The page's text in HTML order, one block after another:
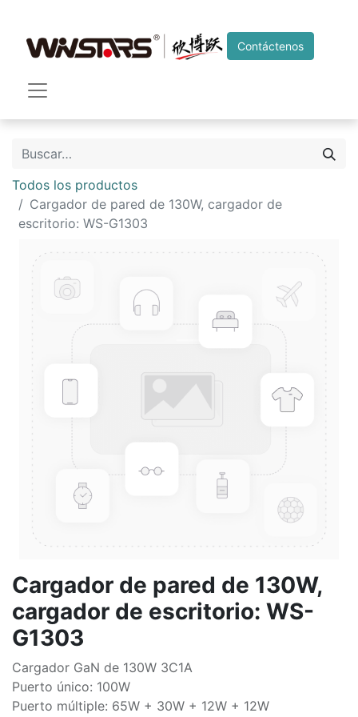
Contáctenos
Todos los productos
Cargador de pared de 130W, cargador de
escritorio: WS-G1303
Cargador de pared de 130W,
cargador de escritorio: WS-
G1303
Cargador GaN de 130W 3C1A
Puerto único: 100W
Puerto múltiple: 65W + 30W + 12W + 12W